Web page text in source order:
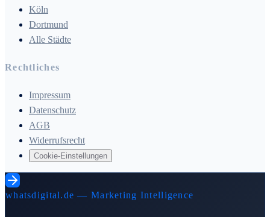
Köln
Dortmund
Alle Städte
Rechtliches
Impressum
Datenschutz
AGB
Widerrufsrecht
Cookie-Einstellungen
whatsdigital.de — Marketing Intelligence